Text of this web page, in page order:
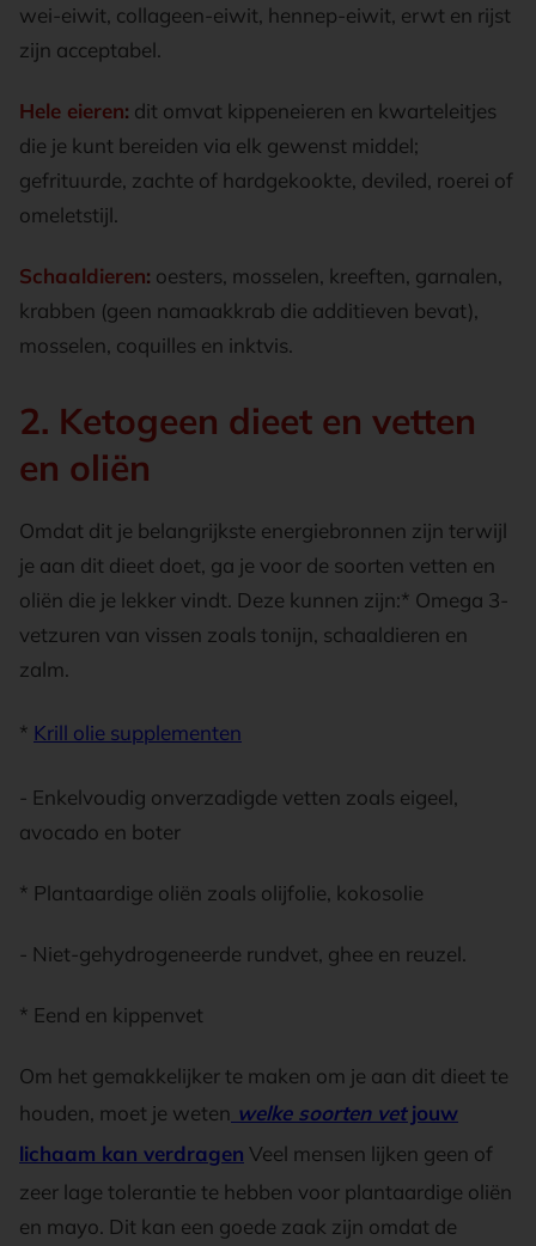
wei-eiwit, collageen-eiwit, hennep-eiwit, erwt en rijst
zijn acceptabel.
Hele eieren: dit omvat kippeneieren en kwarteleitjes
die je kunt bereiden via elk gewenst middel;
gefrituurde, zachte of hardgekookte, deviled, roerei of
omeletstijl.
Schaaldieren: oesters, mosselen, kreeften, garnalen,
krabben (geen namaakkrab die additieven bevat),
mosselen, coquilles en inktvis.
2. Ketogeen dieet en vetten
en oliën
Omdat dit je belangrijkste energiebronnen zijn terwijl
je aan dit dieet doet, ga je voor de soorten vetten en
oliën die je lekker vindt. Deze kunnen zijn:* Omega 3-
vetzuren van vissen zoals tonijn, schaaldieren en
zalm.
* Krill olie supplementen
- Enkelvoudig onverzadigde vetten zoals eigeel,
avocado en boter
* Plantaardige oliën zoals olijfolie, kokosolie
- Niet-gehydrogeneerde rundvet, ghee en reuzel.
* Eend en kippenvet
Om het gemakkelijker te maken om je aan dit dieet te
houden, moet je weten welke soorten vetjouw
lichaam kan verdragen Veel mensen lijken geen of
zeer lage tolerantie te hebben voor plantaardige oliën
en mayo. Dit kan een goede zaak zijn omdat de